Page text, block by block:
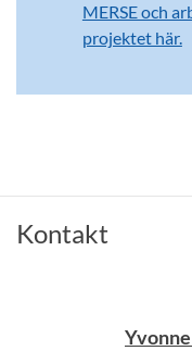
MERSE och
projektet här.
Kontakt